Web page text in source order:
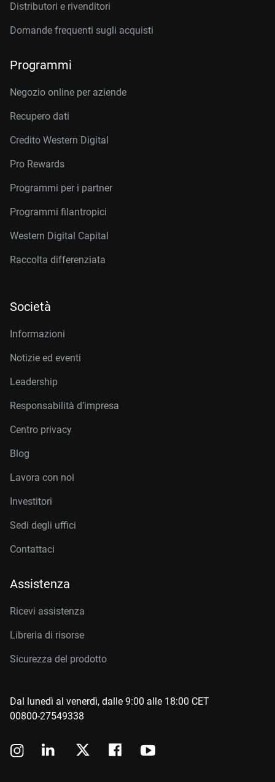
Distributori e rivenditori
Domande frequenti sugli acquisti
Programmi
Negozio online per aziende
Recupero dati
Credito Western Digital
Pro Rewards
Programmi per i partner
Programmi filantropici
Western Digital Capital
Raccolta differenziata
Società
Informazioni
Notizie ed eventi
Leadership
Responsabilità d’impresa
Centro privacy
Blog
Lavora con noi
Investitori
Sedi degli uffici
Contattaci
Assistenza
Ricevi assistenza
Libreria di risorse
Sicurezza del prodotto
Dal lunedì al venerdì, dalle 9:00 alle 18:00 CET
00800-27549338